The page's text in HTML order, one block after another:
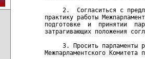
2.  Согласиться с
практику работы
подготовке  и  принятии
затрагивающих положения
3. Просить парламенты
Межпарламентского Комитета